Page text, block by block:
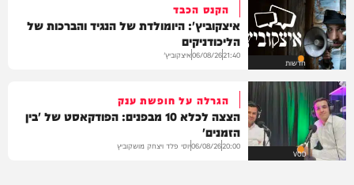
חדשות
הקנס הכבד
איצקוביץ': היומולדת של הנגיד והברכות של
הליכודניקים
21:40
06/08/26איצקוביץ'
VOD
הגרלה על חופשת ענק
הצצה לכלא 10 מבפנים: הפודקאסט של 'בין
הזמנים'
20:00
06/08/26יוסי פלד ויצחק מושקוביץ